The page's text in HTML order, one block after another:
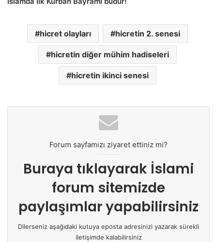
hicret olayları hicretin 2. senesi
hicretin diğer mühim hadiseleri
hicretin ikinci senesi
Forum sayfamızı ziyaret ettiniz mi?
Buraya tıklayarak İslami
forum sitemizde
paylaşımlar yapabilirsiniz
Dilerseniz aşağıdaki kutuya eposta adresinizi yazarak sürekli
iletişimde kalabilirsiniz